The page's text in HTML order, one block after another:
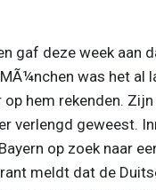
gaf deze week aan
was het al
op hem rekenden.
verlengd geweest.
op zoek naar
meldt dat de